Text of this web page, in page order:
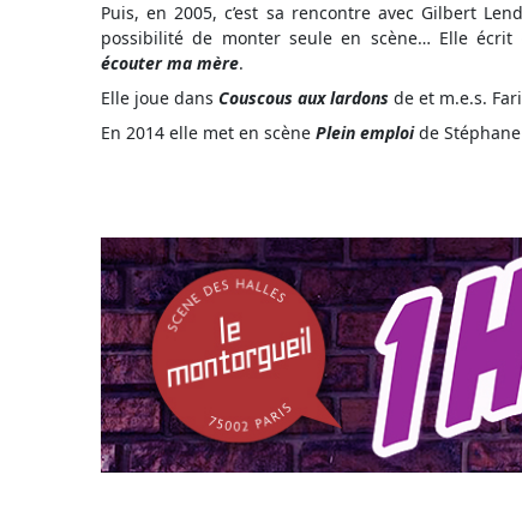
Puis, en 2005, c’est sa rencontre avec Gilbert
possibilité de monter seule en scène… Elle
écouter ma mère.
Elle joue dans Couscous aux lardons de et m.e.s.
En 2014 elle met en scène Plein emploide